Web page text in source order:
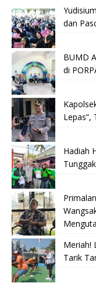
dan
BUMD
di
Lepas”,
Hadiah
Meriah!
Tarik